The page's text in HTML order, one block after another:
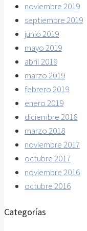
noviembre 2019
septiembre 2019
junio 2019
mayo 2019
abril 2019
marzo 2019
febrero 2019
enero 2019
diciembre 2018
marzo 2018
noviembre 2017
octubre 2017
noviembre 2016
octubre 2016
Categorías